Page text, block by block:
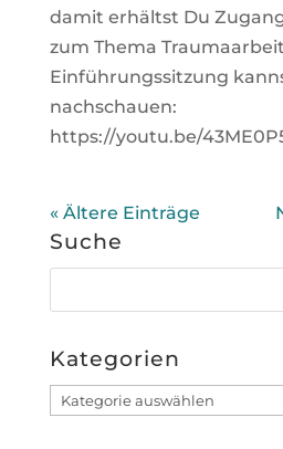
damit erhältst Du
zum Thema
Einführungssitzung
nachschauen:
https://youtu.be/
« Ältere Einträge
Suche
Kategorien
Kategorien